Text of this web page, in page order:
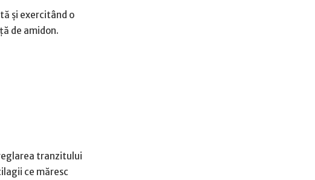
şi exercitând o
de amidon.
tranzitului
ce măresc